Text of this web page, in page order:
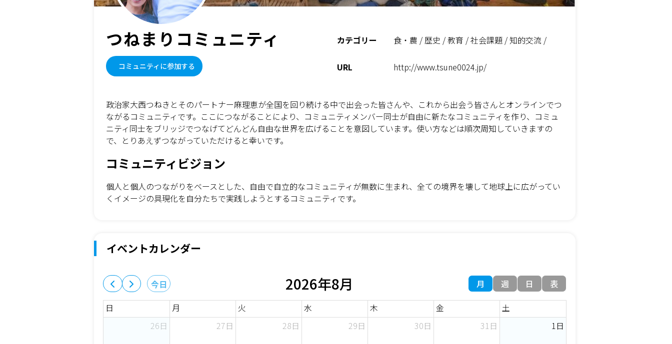
つねまりコミュニティ
コミュニティに参加する
カテゴリー 食・農 / 歴史 / 教育 / 社会課題 / 知的交流 /
URL http://www.tsune0024.jp/
政治家大西つねきとそのパートナー麻理恵が全国を回り続ける中で出会った皆さんや、これから出会う皆さんとオンラインでつ
ながるコミュニティです。ここにつながることにより、コミュニティメンバー同士が自由に新たなコミュニティを作り、コミュ
ニティ同士をブリッジでつなげてどんどん自由な世界を広げることを意図しています。使い方などは順次周知していきますの
で、とりあえずつながっていただけると幸いです。
コミュニティビジョン
個人と個人のつながりをベースとした、自由で自立的なコミュニティが無数に生まれ、全ての境界を壊して地球上に広がってい
くイメージの具現化を自分たちで実践しようとするコミュニティです。
イベントカレンダー
今日 2026年8月 月 週 日
表
日
月 火 水 木 金
土
26日
27日 28日 29日 30日 31日 1日